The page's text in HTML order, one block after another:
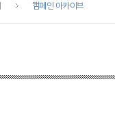
캠페인 아카이브